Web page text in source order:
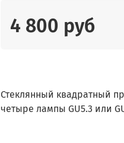
4 800 руб
Стеклянный квадратный
четыре лампы GU5.3 или